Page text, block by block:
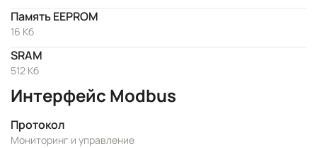
Память EEPROM
16 Кб
SRAM
512 Kб
Интерфейс Modbus
Протокол
Мониторинг и управление